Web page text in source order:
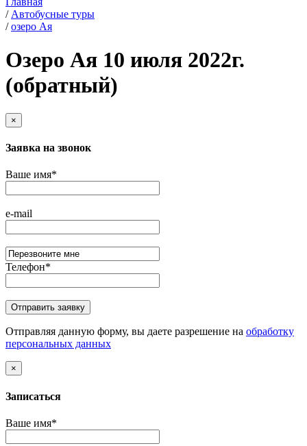
/ Автобусные туры
/озеро Ая
Озеро Ая 10 июля 2022г.
(обратный)
×
Заявка на звонок
Ваше имя*
e-mail
Телефон*
Отправляя данную форму, вы даете разрешение на обработку
персональных данных
×
Записаться
Ваше имя*